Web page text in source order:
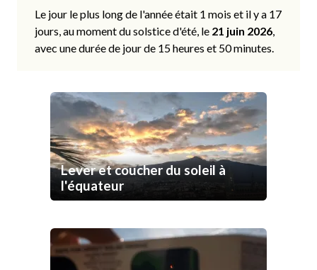
Le jour le plus long de l'année était 1 mois et il y a 17
jours, au moment du solstice d'été, le 21 juin 2026,
avec une durée de jour de 15 heures et 50 minutes.
Lever et coucher du soleil à
l'équateur